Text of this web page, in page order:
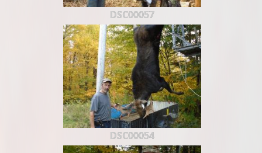
DSC00057
DSC00054